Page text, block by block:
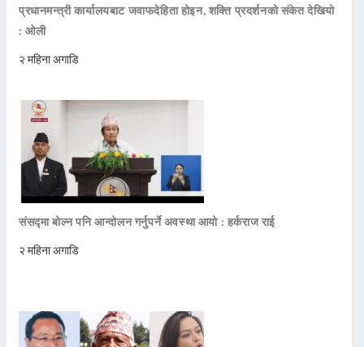
प्रधानमन्त्री कार्यालयबाट जवाफदेहिता होइन, शक्ति प्रदर्शनको संकेत देखियो
: ओली
२ महिना अगाडि
संसद्मा बोल्न पनि आन्दोलन गर्नुपर्ने अवस्था आयो : हर्कराज राई
२ महिना अगाडि